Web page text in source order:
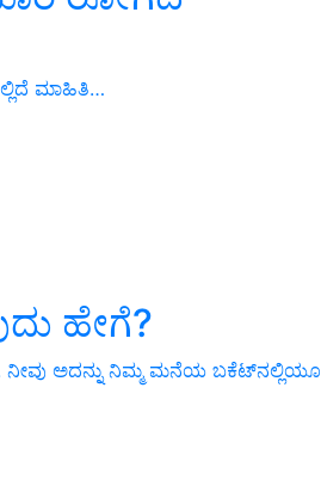
ಮಾಹಿತಿ…
ಹೇಗೆ?
ನೀವು ಅದನ್ನು ನಿಮ್ಮ ಮನೆಯ ಬಕೆಟ್‌ನಲ್ಲಿಯೂ